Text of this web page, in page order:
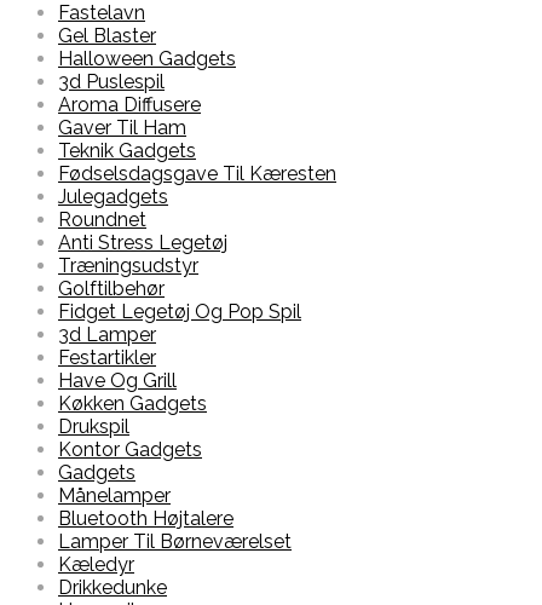
Fastelavn
Gel Blaster
Halloween Gadgets
3d Puslespil
Aroma Diffusere
Gaver Til Ham
Teknik Gadgets
Fødselsdagsgave Til Kæresten
Julegadgets
Roundnet
Anti Stress Legetøj
Træningsudstyr
Golftilbehør
Fidget Legetøj Og Pop Spil
3d Lamper
Festartikler
Have Og Grill
Køkken Gadgets
Drukspil
Kontor Gadgets
Gadgets
Månelamper
Bluetooth Højtalere
Lamper Til Børneværelset
Kæledyr
Drikkedunke